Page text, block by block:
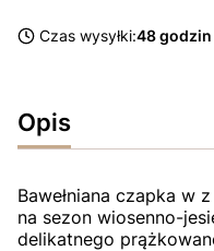
Czas wysyłki:48 godzin
Opis
Bawełniana czapka w
na sezon wiosenno-
delikatnego